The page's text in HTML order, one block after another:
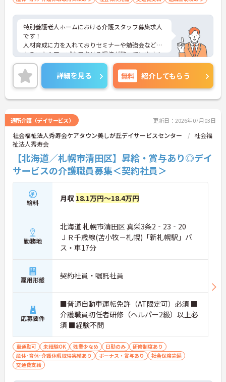
特別養護老人ホームにおける介護スタッフ募集求人
です！
人材育成に力を入れておりセミナーや勉強会などに
よるスキルアップを目指せる環境が整っています！
福利厚生も充実！安心して長期での就業が可能で
す！
ご興味ある方には、面接のポイントなど、さらに詳
細をお話致しますのでお気軽にご相談ください。
詳細を見る 無料 紹介してもらう
通所介護（デイサービス） 更新日：2026年07月03日
社会福祉法人秀寿会ケアタウン美しが丘デイサービスセンター
社会福
祉法人秀寿会
【北海道／札幌市清田区】昇給・賞与あり◎デイ
サービスの介護職員募集＜契約社員＞
給料 月収 18.1万円～18.4万円
勤務地
北海道 札幌市清田区 真栄3条2‐23‐20
ＪＲ千歳線(苫小牧－札幌)「新札幌駅」バ
ス・車17分
雇用形態 契約社員・嘱託社員
応募要件
■普通自動車運転免許（AT限定可）必須 ■
介護職員初任者研修（ヘルパー2級）以上必
須 ■経験不問
車通勤可 未経験OK 残業少なめ 日勤のみ
研修制度あり
産休･育休･介護休暇取得実績あり
ボーナス・賞与あり
社会保険完備
交通費支給